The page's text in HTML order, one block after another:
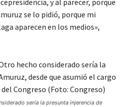
y al parecer, porque
se lo pidió, porque mi
aparecen en los medios»,
sería la presunta injerencia de